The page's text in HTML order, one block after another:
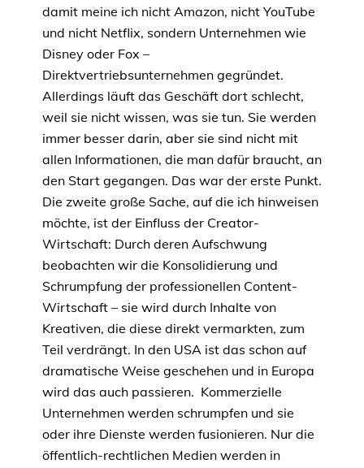
damit meine ich nicht Amazon, nicht YouTube
und nicht Netflix, sondern Unternehmen wie
Disney oder Fox –
Direktvertriebsunternehmen gegründet.
Allerdings läuft das Geschäft dort schlecht,
weil sie nicht wissen, was sie tun. Sie werden
immer besser darin, aber sie sind nicht mit
allen Informationen, die man dafür braucht, an
den Start gegangen. Das war der erste Punkt.
Die zweite große Sache, auf die ich hinweisen
möchte, ist der Einfluss der Creator-
Wirtschaft: Durch deren Aufschwung
beobachten wir die Konsolidierung und
Schrumpfung der professionellen Content-
Wirtschaft – sie wird durch Inhalte von
Kreativen, die diese direkt vermarkten, zum
Teil verdrängt. In den USA ist das schon auf
dramatische Weise geschehen und in Europa
wird das auch passieren. Kommerzielle
Unternehmen werden schrumpfen und sie
oder ihre Dienste werden fusionieren. Nur die
öffentlich-rechtlichen Medien werden in